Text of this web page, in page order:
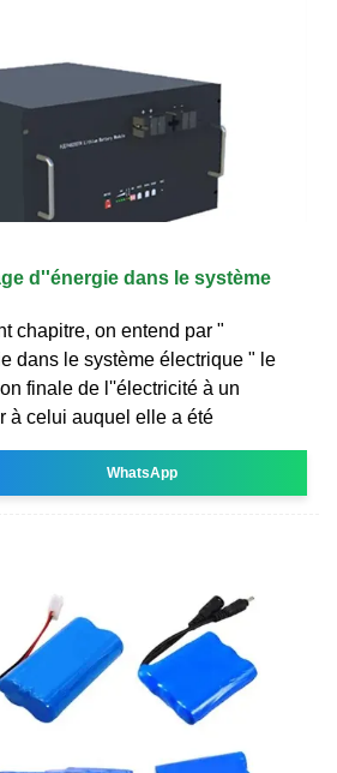
d''énergie dans le système
chapitre, on entend par "
dans le système électrique " le
finale de l''électricité à un
à celui auquel elle a été
WhatsApp